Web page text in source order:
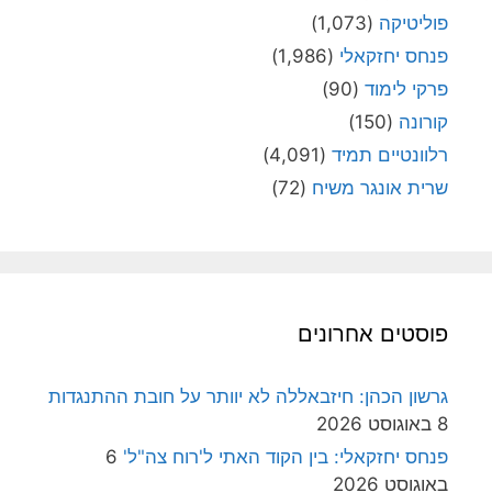
פוליטיקה (1,073)
פנחס יחזקאלי (1,986)
פרקי לימוד (90)
קורונה (150)
רלוונטיים תמיד (4,091)
שרית אונגר משיח (72)
פוסטים אחרונים
גרשון הכהן: חיזבאללה לא יוותר על חובת ההתנגדות
8 באוגוסט 2026
פנחס יחזקאלי: בין הקוד האתי ל'רוח צה"ל' 6
באוגוסט 2026